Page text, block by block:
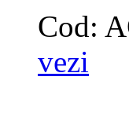
Cod:
vezi